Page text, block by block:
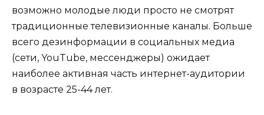
возможно молодые люди просто не смотрят
традиционные телевизионные каналы. Больше
всего дезинформации в социальных медиа
(сети, YouTube, мессенджеры) ожидает
наиболее активная часть интернет-аудитории
в возрасте 25-44 лет.